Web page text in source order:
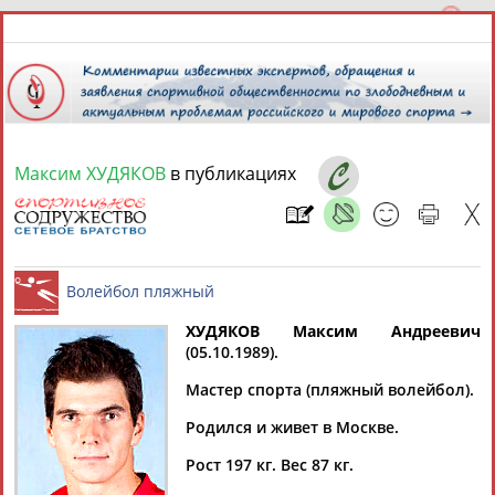
6 августа 2026 года,
СПОРТСМЕНЫ, ТРЕНЕРЫ И СПЕЦИАЛИСТЫ
Найдено: 1персона Расширенный поиск
Максим
Максим ХУДЯКОВ в публикациях
Волейбол пляжный
ХУДЯКОВ Максим Андреевич
(05.10.1989).
Мастер спорта (пляжный волейбол).
Родился и живет в Москве.
Рост 197 кг. Вес 87 кг.